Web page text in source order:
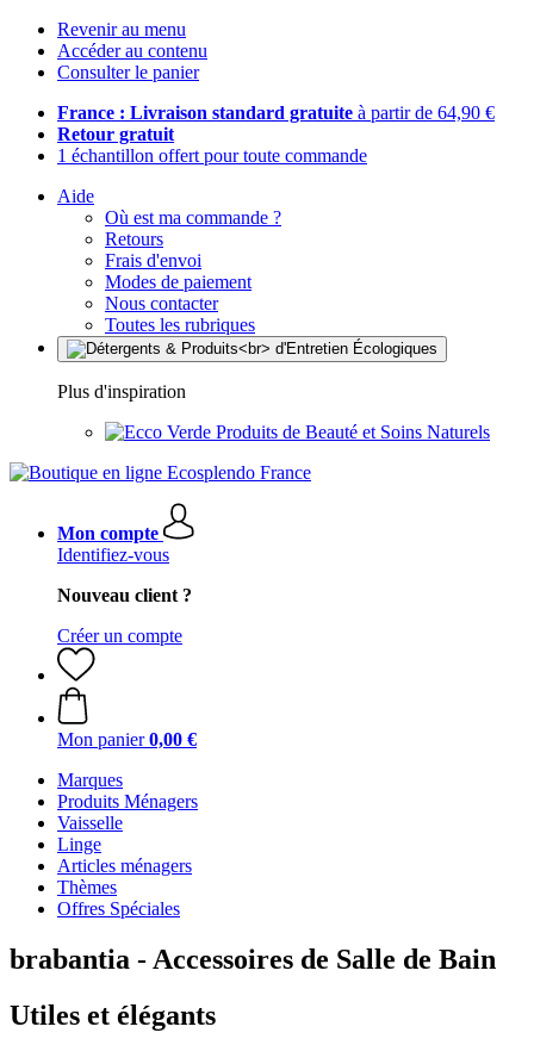
Revenir au menu
Accéder au contenu
Consulter le panier
France : Livraison standard gratuite à partir de 64,90 €
Retour gratuit
1 échantillon offert pour toute commande
Aide
Où est ma commande ?
Retours
Frais d'envoi
Modes de paiement
Nous contacter
Toutes les rubriques
Plus d'inspiration
Produits de Beauté et Soins Naturels
Mon compte
Identifiez-vous
Nouveau client ?
Créer un compte
Mon panier 0,00 €
Marques
Produits Ménagers
Vaisselle
Linge
Articles ménagers
Thèmes
Offres Spéciales
brabantia - Accessoires de Salle de Bain
Utiles et élégants